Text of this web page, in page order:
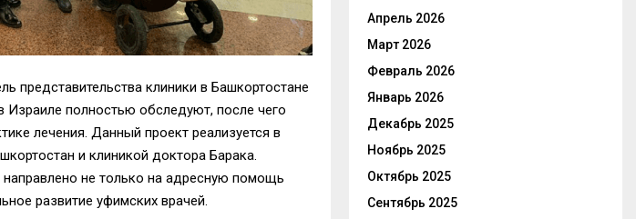
представительства клиники в Башкортостане
Израиле полностью обследуют, после чего
лечения. Данный проект реализуется в
и клиникой доктора Барака.
не только на адресную помощь
развитие уфимских врачей.
Апрель 2026
Март 2026
Февраль 2026
Январь 2026
Декабрь 2025
Ноябрь 2025
Октябрь 2025
Сентябрь 2025